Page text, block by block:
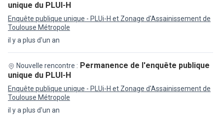
il y a plus d'un an
unique du PLUI-H
Enquête publique unique - PLUi-H et Zonage d'Assainissement de
Toulouse Métropole
il y a plus d'un an
Nouvelle rencontre : Permanence de l'enquête publique
unique du PLUI-H
Enquête publique unique - PLUi-H et Zonage d'Assainissement de
Toulouse Métropole